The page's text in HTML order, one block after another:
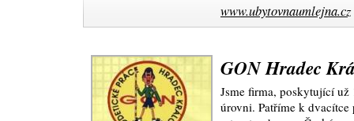
www.ubytovnaumlejna.cz
GON Hradec
Jsme firma, poskytující už
úrovni. Patříme k